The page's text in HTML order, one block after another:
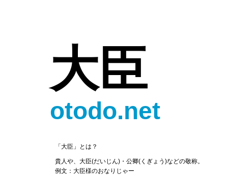
大臣
otodo.net
「大臣」とは？
貴人や、大臣(だいじん)・公卿(くぎょう)などの敬称。
例文：大臣様のおなりじゃー